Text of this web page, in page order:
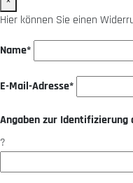
Hier können Sie einen
Name*
E-Mail-Adresse*
Angaben zur Identifizierung
?